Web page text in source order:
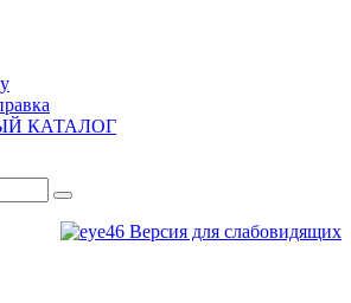
КАТАЛОГ
Версия для слабовидящих